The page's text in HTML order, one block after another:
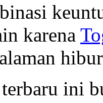
karena
ini